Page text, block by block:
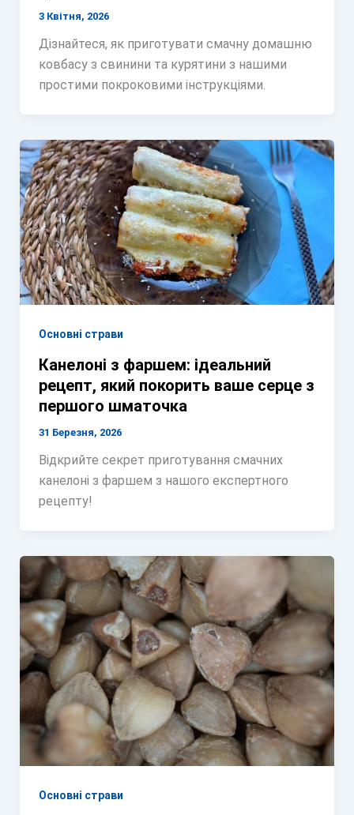
3 Квітня, 2026
Дізнайтеся, як приготувати смачну домашню
ковбасу з свинини та курятини з нашими
простими покроковими інструкціями.
Основні страви
Канелоні з фаршем: ідеальний
рецепт, який покорить ваше серце з
першого шматочка
31 Березня, 2026
Відкрийте секрет приготування смачних
канелоні з фаршем з нашого експертного
рецепту!
Основні страви